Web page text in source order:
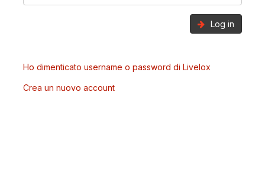
Log in
Ho dimenticato username o password di Livelox
Crea un nuovo account